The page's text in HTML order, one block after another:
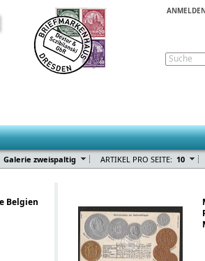
Suche
ARTIKEL PRO SEITE: 10
Galerie zweispaltig
Belgien